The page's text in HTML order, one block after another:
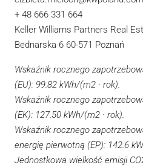
+ 48 666 331 664
Keller Williams Partners Real
Bednarska 6 60-571 Poznań
Wskaźnik rocznego
(EU): 99.82 kWh/(m2 · rok).
Wskaźnik rocznego
(EK): 127.50 kWh/(m2 · rok).
Wskaźnik rocznego
energię pierwotną (EP): 142.6
Jednostkowa wielkość emisji